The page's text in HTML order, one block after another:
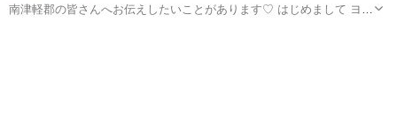
南津軽郡の皆さんへお伝えしたいことがあります♡ はじめまして ヨガ